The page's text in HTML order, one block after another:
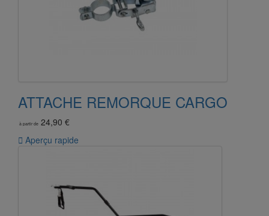
ATTACHE REMORQUE CARGO
à partir de 24,90 €
 Aperçu rapide